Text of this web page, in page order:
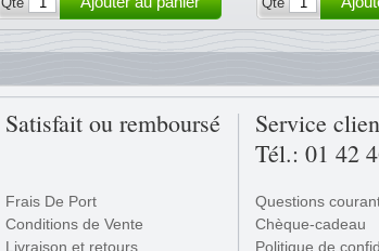
Satisfait ou remboursé
Frais De Port
Conditions de Vente
Livraison et retours
Service
Tél.: 01 42
Questions
Chèque-cadeau
Politique de